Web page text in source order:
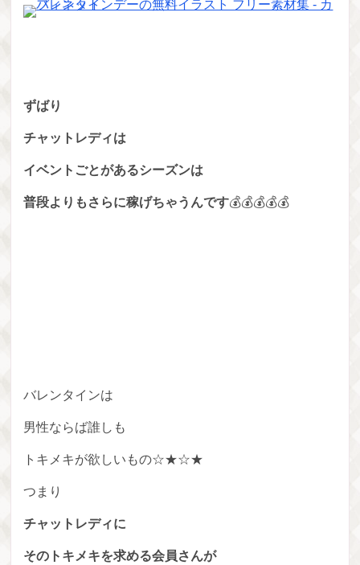
ずばり
チャットレディは
イベントごとがあるシーズンは
普段よりもさらに稼げちゃうんです💰💰💰💰💰
バレンタインは
男性ならば誰しも
トキメキが欲しいもの☆★☆★
つまり
チャットレディに
そのトキメキを求める会員さんが